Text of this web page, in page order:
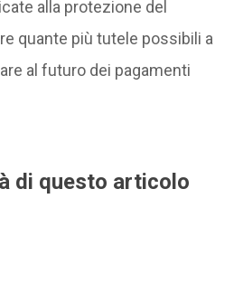
alla protezione del
quante più tutele possibili a
al futuro dei pagamenti
di questo articolo